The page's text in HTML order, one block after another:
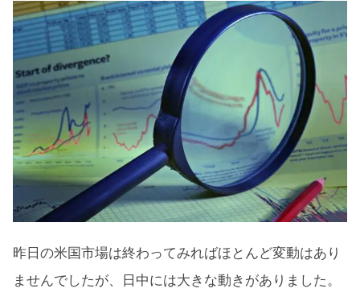
S&P500ヒートマップ
セクター別パフォーマンス
上昇トレンドから抜けたS&P500
米国市場のトピックス
パウエル議長の議会証言前に伸び悩ん
だ米国市場
ゴールドマンがアップルを買い推奨に
の退社へ
テスラが2モデルを値下げへ
昨日の米国市場は終わってみればほとんど変動はあり
ませんでしたが、日中には大きな動きがありました。